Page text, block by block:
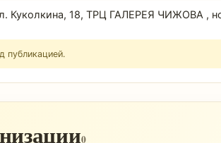
Куколкина, 18, ТРЦ ГАЛЕРЕЯ ЧИЖОВА ,
публикацией.
0